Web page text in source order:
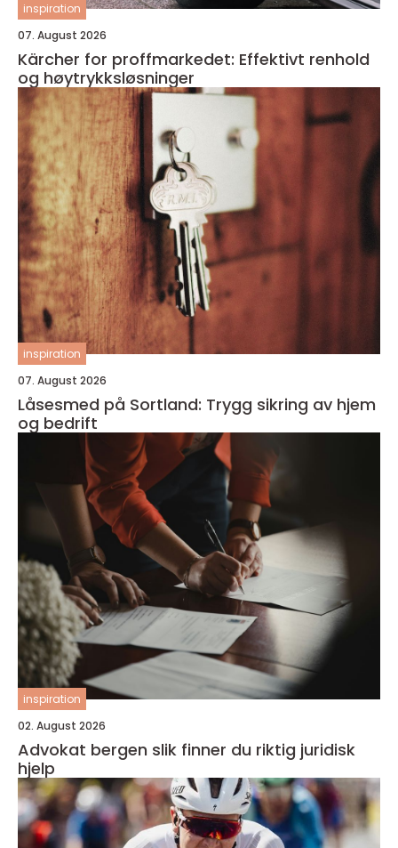
inspiration
07. August 2026
Kärcher for proffmarkedet: Effektivt renhold
og høytrykksløsninger
inspiration
07. August 2026
Låsesmed på Sortland: Trygg sikring av hjem
og bedrift
inspiration
02. August 2026
Advokat bergen slik finner du riktig juridisk
hjelp